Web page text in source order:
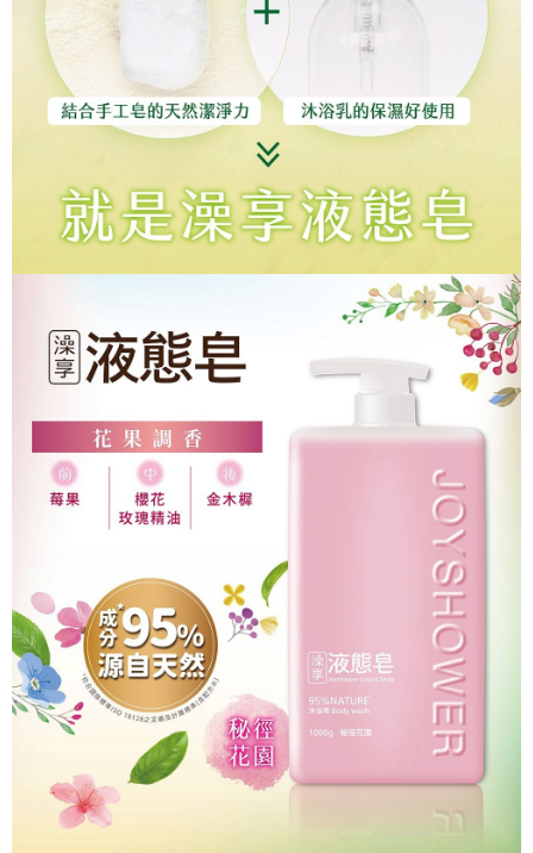
５．嚴禁一人註冊多個帳號或使用他人資訊註冊。若發現惡意使用之情形，
恩沛科技股份有限公司將有權停止該用戶之使用額度並採取法律行動。